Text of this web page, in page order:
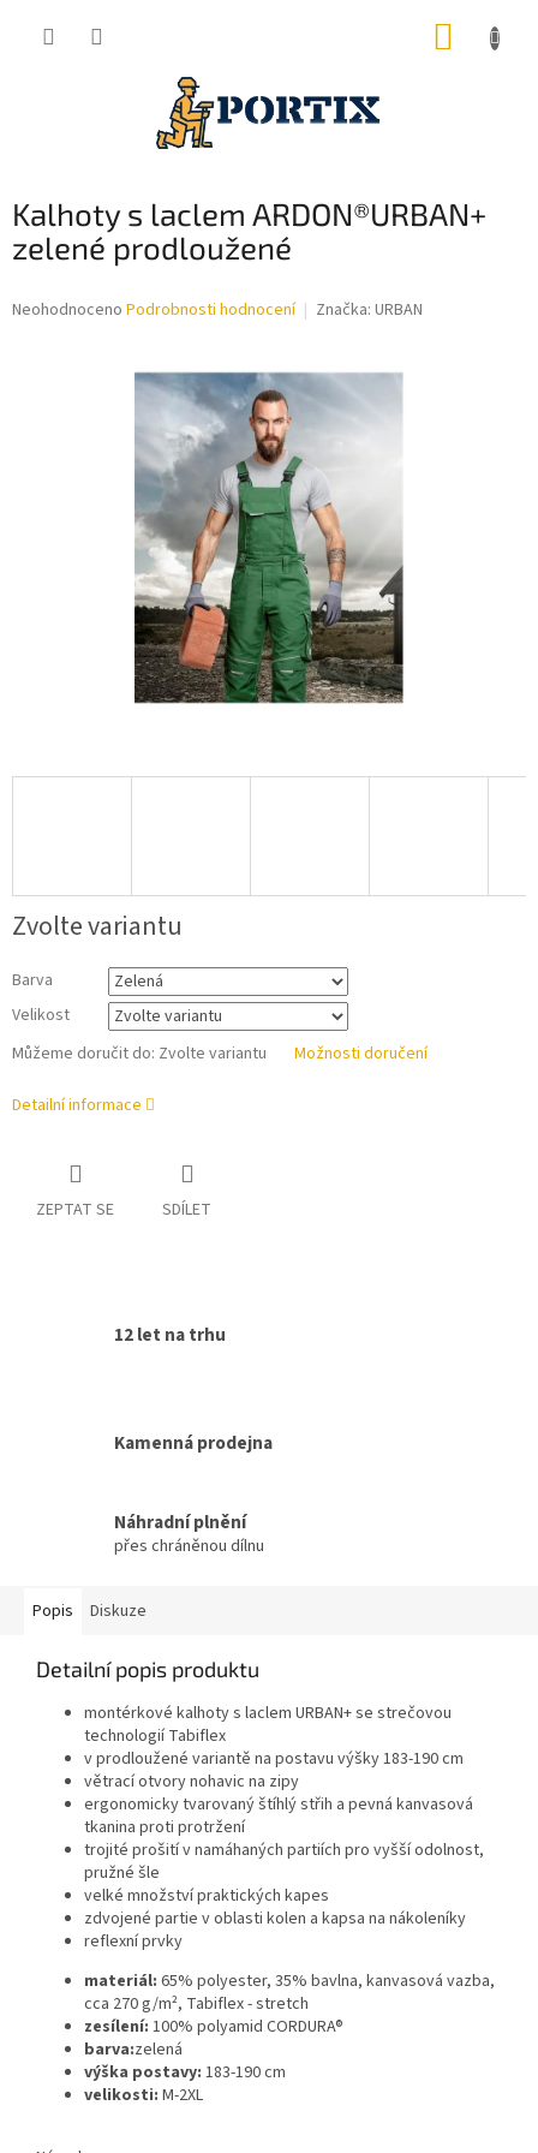
Kalhoty s laclem ARDON®URBAN+
zelené prodloužené
Průměrné
Neohodnoceno Podrobnosti hodnocení Značka: URBAN
Zvolte variantu
Barva
Velikost
Můžeme doručit do: Zvolte variantu Možnosti doručení
Detailní informace
ZEPTAT SE SDÍLET
12 let na trhu
Kamenná prodejna
Náhradní plnění
přes chráněnou dílnu
Popis Diskuze
Detailní popis produktu
montérkové kalhoty s laclem URBAN+ se strečovou
technologií Tabiflex
v prodloužené variantě na postavu výšky 183-190 cm
větrací otvory nohavic na zipy
ergonomicky tvarovaný štíhlý střih a pevná kanvasová
tkanina proti protržení
trojité prošití v namáhaných partiích pro vyšší odolnost,
pružné šle
velké množství praktických kapes
zdvojené partie v oblasti kolen a kapsa na nákoleníky
reflexní prvky
materiál: 65% polyester, 35% bavlna, kanvasová vazba,
cca 270 g/m², Tabiflex - stretch
zesílení: 100% polyamid CORDURA®
barva:zelená
výška postavy: 183-190 cm
velikosti: M-2XL